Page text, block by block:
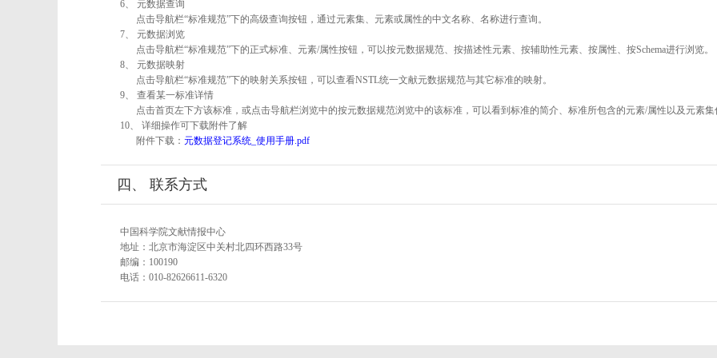
6、 元数据查询
点击导航栏“标准规范”下的高级查询按钮，通过元素集、元素或属性的中文名称、名称进行查询。
7、 元数据浏览
点击导航栏“标准规范”下的正式标准、元素/属性按钮，可以按元数据规范、按描述性元素、按辅助性元素、按属性、按Schema进行浏览。
8、 元数据映射
点击导航栏“标准规范”下的映射关系按钮，可以查看NSTL统一文献元数据规范与其它标准的映射。
9、 查看某一标准详情
点击首页左下方该标准，或点击导航栏浏览中的按元数据规范浏览中的该标准，可以看到标准的简介、标准所包含的元素/属性以及元素集
10、 详细操作可下载附件了解
附件下载： 元数据登记系统_使用手册.pdf
四、 联系方式
中国科学院文献情报中心
地址：北京市海淀区中关村北四环西路33号
邮编：100190
电话：010-82626611-6320